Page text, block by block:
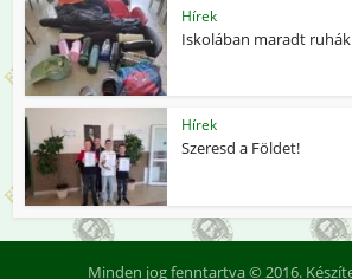
Hírek
Iskolában maradt ruhák
Hírek
Szeresd a Földet!
Minden jog fenntartva © 2016.